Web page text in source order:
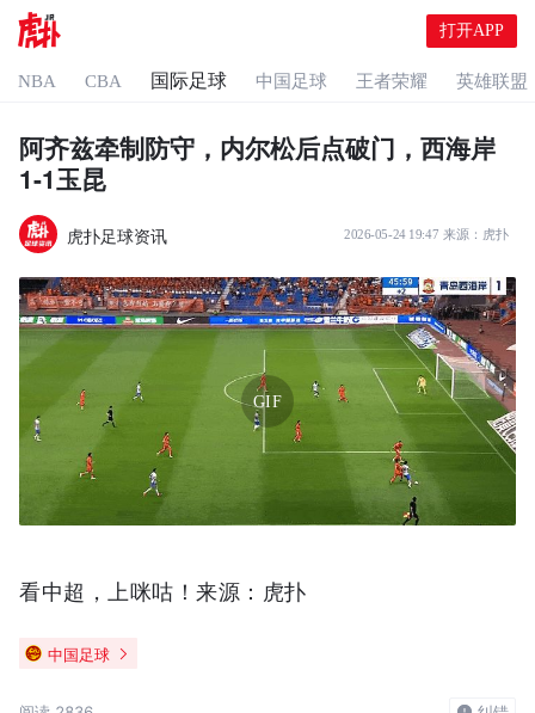
打开APP
NBA CBA 国际足球 中国足球 王者荣耀 英雄联盟
阿齐兹牵制防守，内尔松后点破门，西海岸
1-1玉昆
虎扑足球资讯 2026-05-24 19:47 来源： 虎扑
GIF
看中超，上咪咕！ 来源：虎扑
中国足球